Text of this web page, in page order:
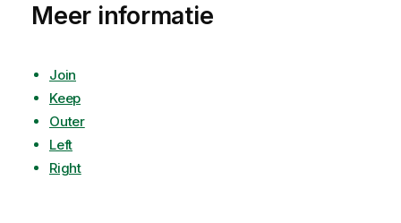
Meer informatie
Join
Keep
Outer
Left
Right